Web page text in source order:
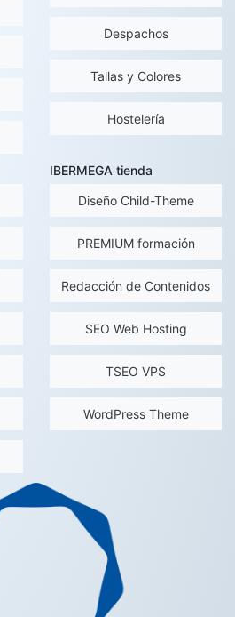
Despachos
Tallas y Colores
Hostelería
IBERMEGA tienda
Diseño Child-Theme
PREMIUM formación
Redacción de Contenidos
SEO Web Hosting
TSEO VPS
WordPress Theme